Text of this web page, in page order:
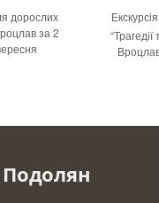
дорослих
за 2